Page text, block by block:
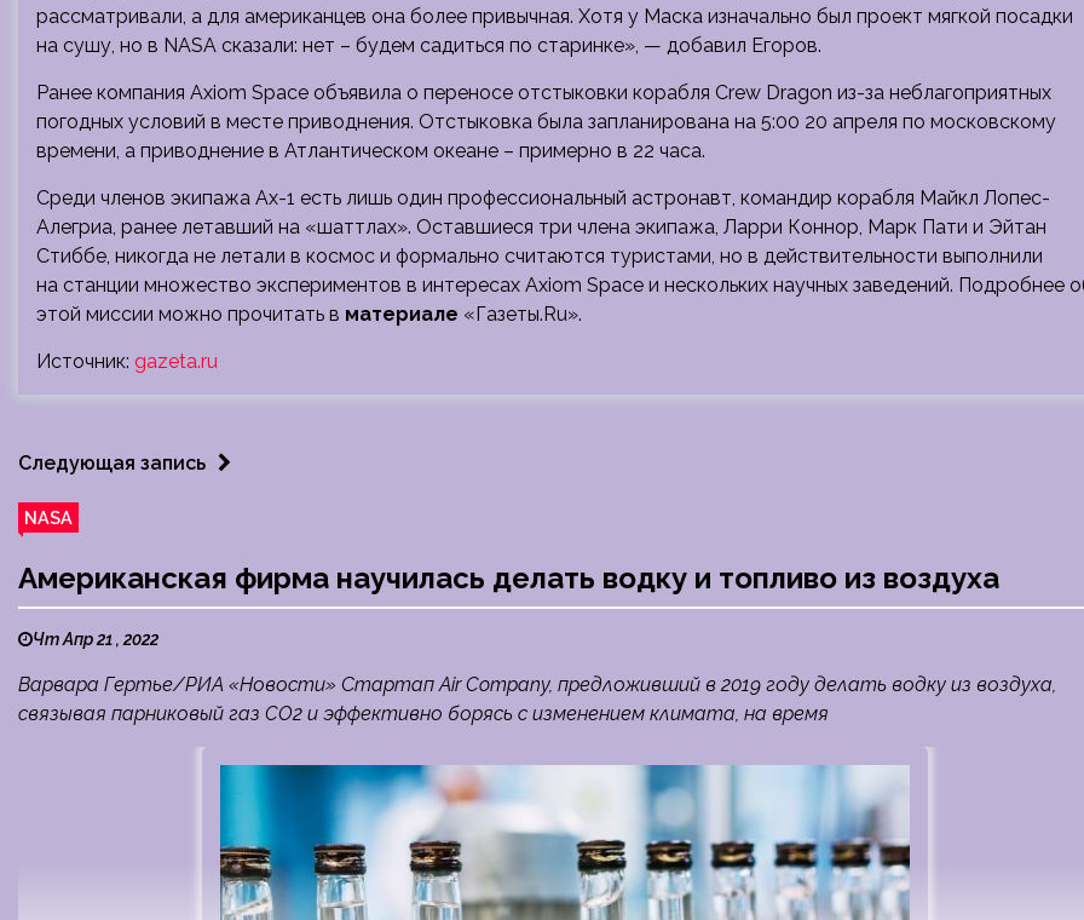
рассматривали, а для американцев она более привычная. Хотя у Маска изначально был проект мягкой посадки
на сушу, но в NASA сказали: нет – будем садиться по старинке», — добавил Егоров.
Ранее компания Axiom Space объявила о переносе отстыковки корабля Crew Dragon из-за неблагоприятных
погодных условий в месте приводнения. Отстыковка была запланирована на 5:00 20 апреля по московскому
времени, а приводнение в Атлантическом океане – примерно в 22 часа.
Среди членов экипажа Ax-1 есть лишь один профессиональный астронавт, командир корабля Майкл Лопес-
Алегриа, ранее летавший на «шаттлах». Оставшиеся три члена экипажа, Ларри Коннор, Марк Пати и Эйтан
Стиббе, никогда не летали в космос и формально считаются туристами, но в действительности выполнили
на станции множество экспериментов в интересах Axiom Space и нескольких научных заведений. Подробнее
этой миссии можно прочитать в материале «Газеты.Ru».
Источник: gazeta.ru
Следующая запись
NASA
Американская фирма научилась делать водку и топливо из воздуха
Чт Апр 21 , 2022
Варвара Гертье/РИА «Новости» Стартап Air Company, предложивший в 2019 году делать водку из воздуха,
связывая парниковый газ CO2 и эффективно борясь с изменением климата, на время